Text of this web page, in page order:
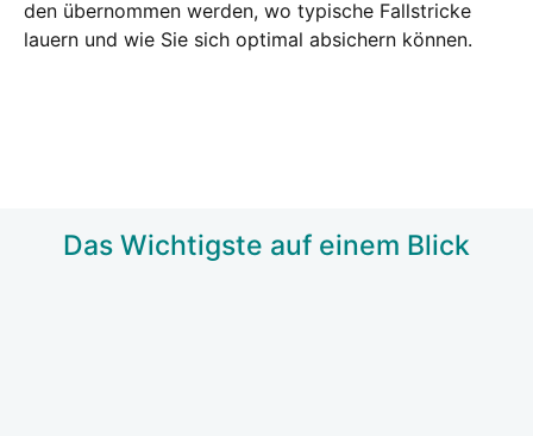
den über­nom­men wer­den, wo typi­sche Fall­stri­cke
lau­ern und wie Sie sich opti­mal absi­chern kön­nen.
Das Wich­tigs­te auf einem Blick